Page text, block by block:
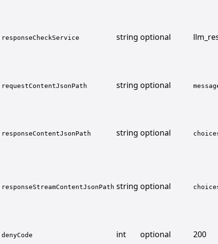
responseCheckService string optional
requestContentJsonPath string optional
responseContentJsonPath string optional
responseStreamContentJsonPath string optional
denyCode int optional 200